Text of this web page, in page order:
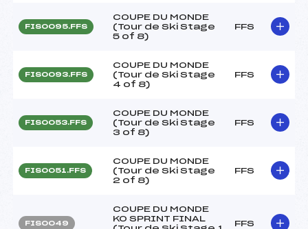
FIS0095.FFS
COUPE DU MONDE
(Tour de Ski Stage
5 of 8)
FFS
FIS0093.FFS
COUPE DU MONDE
(Tour de Ski Stage
4 of 8)
FFS
FIS0053.FFS
COUPE DU MONDE
(Tour de Ski Stage
3 of 8)
FFS
FIS0051.FFS
COUPE DU MONDE
(Tour de Ski Stage
2 of 8)
FFS
FIS0049
COUPE DU MONDE
KO SPRINT FINAL
FFS